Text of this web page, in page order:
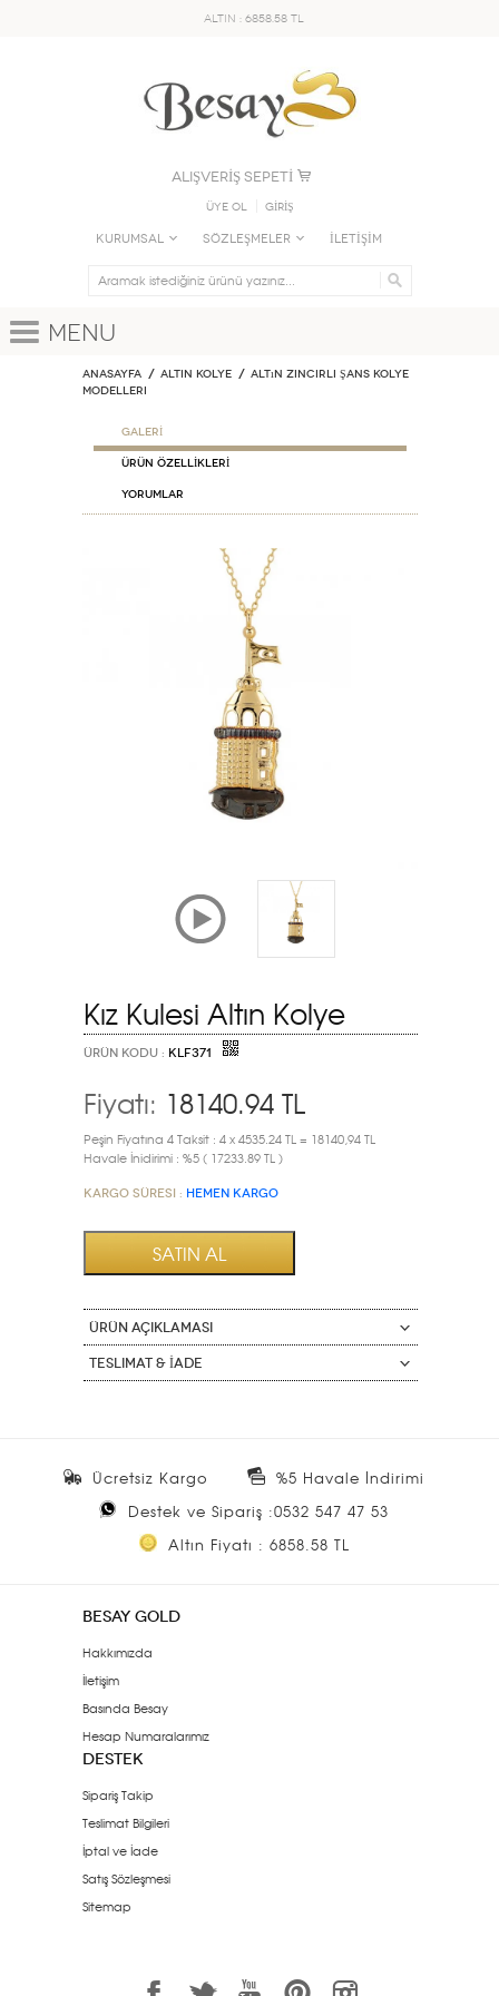
ALTIN : 6858.58 TL
ALIŞVERİŞ SEPETİ
Üye Ol GİRİŞ
KURUMSAL SÖZLEŞMELER İLETİŞİM
Menu
Anasayfa ALTIN KOLYE
Altın Zincirli Şans Kolye
Modelleri
GALERİ
ÜRÜN ÖZELLİKLERİ
Yorumlar
Kız Kulesi Altın Kolye
ÜRÜN KODU : KLF371
Fiyatı: 18140.94 TL
Peşin Fiyatına 4 Taksit : 4 x 4535.24 TL = 18140,94 TL
Havale İnidirimi : %5 ( 17233.89 TL )
Kargo Süresi : HEMEN KARGO
ÜRÜN AÇIKLAMASI
Teslimat & İade
Ücretsiz Kargo
%5 Havale İndirimi
Destek ve Sipariş :0532 547 47 53
Altın Fiyatı : 6858.58 TL
BESAY GOLD
Hakkımızda
İletişim
Basında Besay
Hesap Numaralarımız
DESTEK
Sipariş Takip
Teslimat Bilgileri
İptal ve İade
Satış Sözleşmesi
Sitemap